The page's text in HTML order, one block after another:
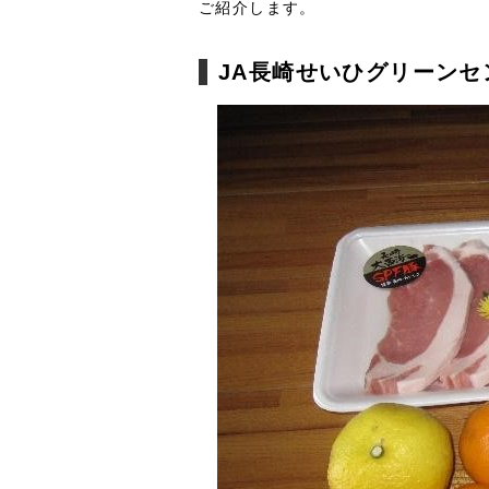
ご紹介します。
JA長崎せいひグリーンセ